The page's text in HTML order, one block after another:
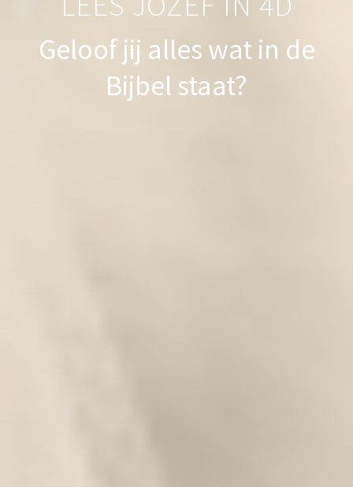
Geloof jij alles wat in de
Bijbel staat?